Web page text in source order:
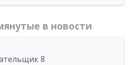
в новости
8